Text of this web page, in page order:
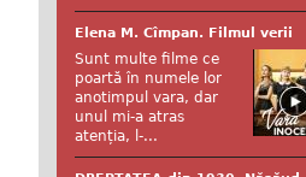
Elena M. Cîmpan. Filmul verii
Sunt multe filme ce
poartă în numele lor
anotimpul vara, dar
unul mi-a atras
atenția, l-...